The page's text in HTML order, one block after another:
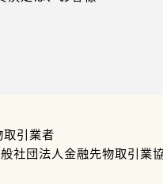
引業者
社団法人金融先物取引業